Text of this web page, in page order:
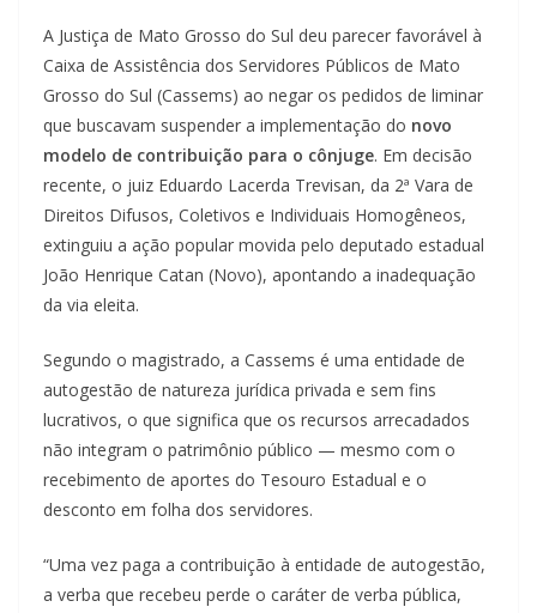
A Justiça de Mato Grosso do Sul deu parecer favorável à
Caixa de Assistência dos Servidores Públicos de Mato
Grosso do Sul (Cassems) ao negar os pedidos de liminar
que buscavam suspender a implementação do novo
modelo de contribuição para o cônjuge. Em decisão
recente, o juiz Eduardo Lacerda Trevisan, da 2ª Vara de
Direitos Difusos, Coletivos e Individuais Homogêneos,
extinguiu a ação popular movida pelo deputado estadual
João Henrique Catan (Novo), apontando a inadequação
da via eleita.
Segundo o magistrado, a Cassems é uma entidade de
autogestão de natureza jurídica privada e sem fins
lucrativos, o que significa que os recursos arrecadados
não integram o patrimônio público — mesmo com o
recebimento de aportes do Tesouro Estadual e o
desconto em folha dos servidores.
“Uma vez paga a contribuição à entidade de autogestão,
a verba que recebeu perde o caráter de verba pública,